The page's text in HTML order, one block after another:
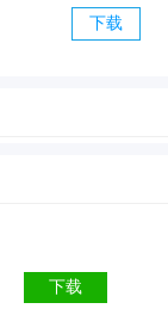
下载
下载